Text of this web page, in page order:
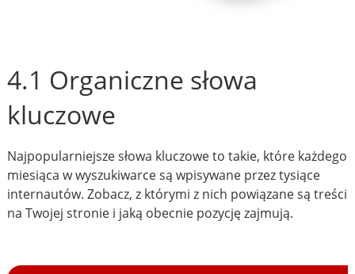
4.1 Organiczne słowa
kluczowe
Najpopularniejsze słowa kluczowe to takie, które każdego
miesiąca w wyszukiwarce są wpisywane przez tysiące
internautów. Zobacz, z którymi z nich powiązane są treści
na Twojej stronie i jaką obecnie pozycję zajmują.